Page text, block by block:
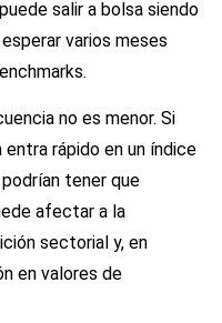
salir a bolsa siendo
varios meses
no es menor. Si
rápido en un índice
tener que
afectar a la
sectorial y, en
en valores de